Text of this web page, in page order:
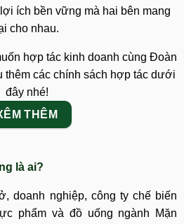
ích bền vững mà hai bên mang
cho nhau.
hợp tác kinh doanh cùng Đoàn
thêm các chính sách hợp tác dưới
đây nhé!
THÊM
là ai?
doanh nghiệp, công ty chế biến
phẩm và đồ uống ngành Mặn